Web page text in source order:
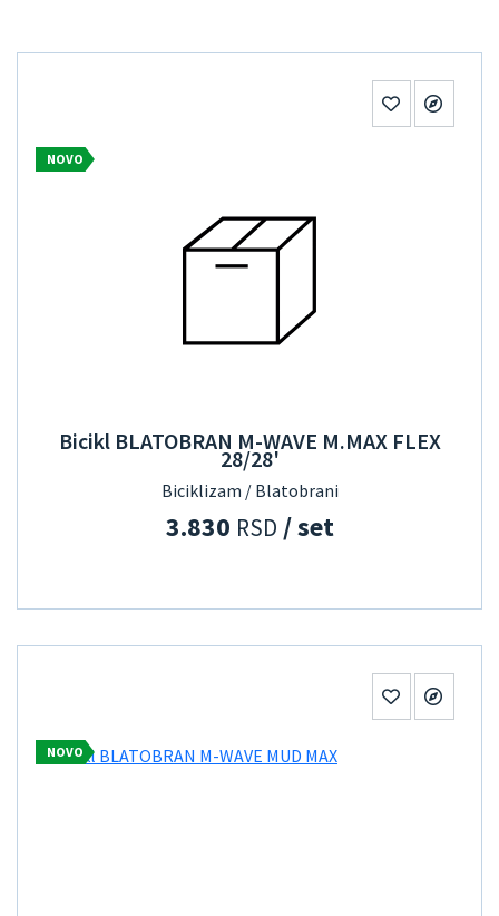
NOVO
Bicikl BLATOBRAN M-WAVE M.MAX FLEX
28/28'
Biciklizam / Blatobrani
3.830 RSD / set
NOVO